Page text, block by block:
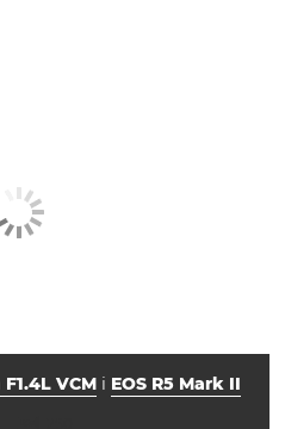
VCM і EOS R5 Mark II